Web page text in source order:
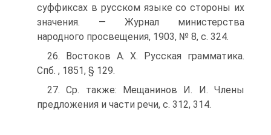
суффиксах в русском языке со стороны их
значения. — Журнал министерства
народного просвещения, 1903, № 8, с. 324.
26. Востоков А. X. Русская грамматика.
Спб. , 1851, § 129.
27. Ср. также: Мещанинов И. И. Члены
предложения и части речи, с. 312, 314.